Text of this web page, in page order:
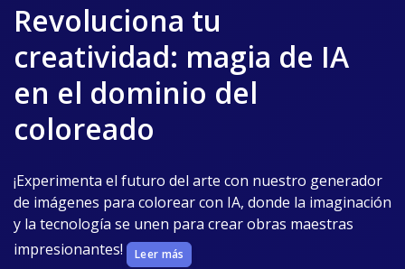
Revoluciona tu
creatividad: magia de IA
en el dominio del
coloreado
¡Experimenta el futuro del arte con nuestro generador
de imágenes para colorear con IA, donde la imaginación
y la tecnología se unen para crear obras maestras
impresionantes!
Leer más